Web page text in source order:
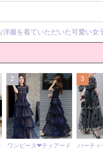
洋服を着ていただいた可愛い女
2
ワンピース❤ティアード
3
パーティ